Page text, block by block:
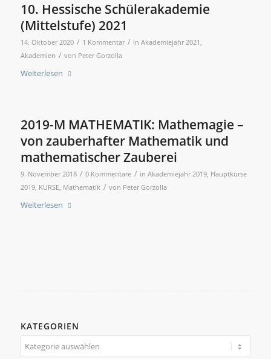
10. Hessische Schülerakademie
(Mittelstufe) 2021
14. Oktober 2020 / 1 Kommentar / in Akademiejahr 2021 ,
Akademien / von Peter Gorzolla
Weiterlesen
2019-M MATHEMATIK: Mathemagie –
von zauberhafter Mathematik und
mathematischer Zauberei
9. November 2018 / 0 Kommentare / in Akademiejahr 2019, Hauptkurse
2019, KURSE, Mathematik / von Peter Gorzolla
Weiterlesen
KATEGORIEN
Kategorien